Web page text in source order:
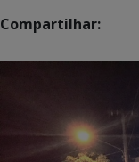
Compartilhar: